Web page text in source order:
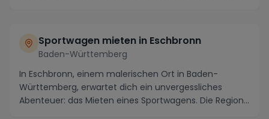
Sportwagen mieten in Eschbronn
Baden-Württemberg
In Eschbronn, einem malerischen Ort in Baden-
Württemberg, erwartet dich ein unvergessliches
Abenteuer: das Mieten eines Sportwagens. Die Region